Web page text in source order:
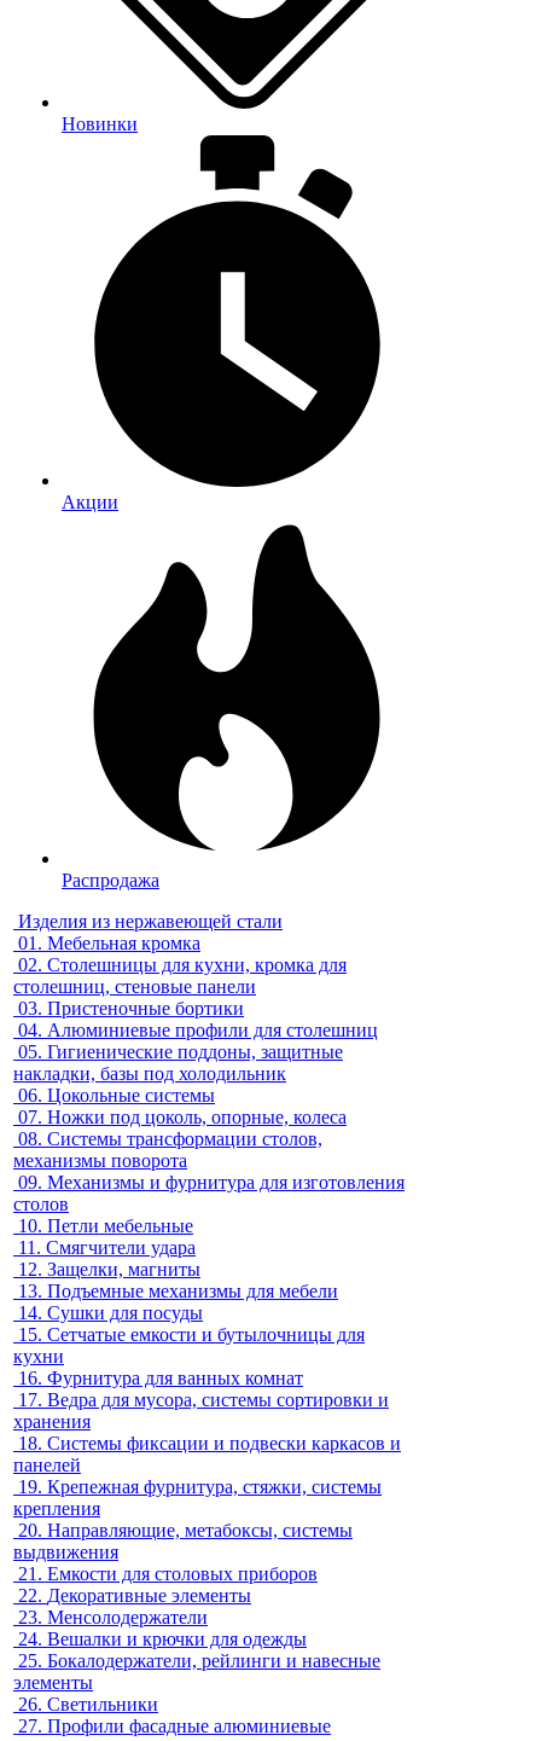
Новинки
Акции
Распродажа
Изделия из нержавеющей стали
01. Мебельная кромка
02. Столешницы для кухни, кромка для
столешниц, стеновые панели
03. Пристеночные бортики
04. Алюминиевые профили для столешниц
05. Гигиенические поддоны, защитные
накладки, базы под холодильник
06. Цокольные системы
07. Ножки под цоколь, опорные, колеса
08. Системы трансформации столов,
механизмы поворота
09. Механизмы и фурнитура для изготовления
столов
10. Петли мебельные
11. Смягчители удара
12. Защелки, магниты
13. Подъемные механизмы для мебели
14. Сушки для посуды
15. Сетчатые емкости и бутылочницы для
кухни
16. Фурнитура для ванных комнат
17. Ведра для мусора, системы сортировки и
хранения
18. Системы фиксации и подвески каркасов и
панелей
19. Крепежная фурнитура, стяжки, системы
крепления
20. Направляющие, метабоксы, системы
выдвижения
21. Емкости для столовых приборов
22. Декоративные элементы
23. Менсолодержатели
24. Вешалки и крючки для одежды
25. Бокалодержатели, рейлинги и навесные
элементы
26. Светильники
27. Профили фасадные алюминиевые